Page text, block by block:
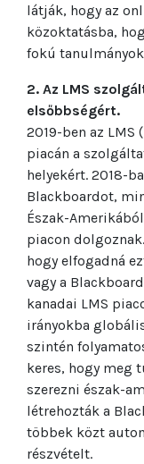
látják, hogy az
közoktatásba,
fokú
2. Az LMS
elsőbbségért.
2019-ben az
piacán a
helyekért. 2018-
Blackboardot,
Észak-
piacon
hogy elfogadná
vagy a
kanadai LMS
irányokba
szintén
keres, hogy meg
szerezni észak-
létrehozták a
többek közt
részvételt.